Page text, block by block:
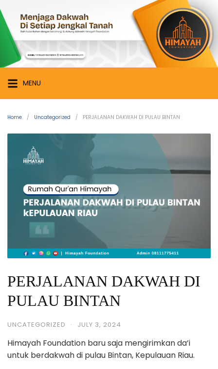
to
content
Himayah
Foundation
Menjaga
Dakwah
di
Setiap
Jengkal
MENU
Home Uncategorized PERJALANAN DAKWAH DI PULAU BINTAN
PERJALANAN DAKWAH DI
PULAU BINTAN
UNCATEGORIZED · JULY 3, 2024
Himayah Foundation baru saja mengirimkan da’i
untuk berdakwah di pulau Bintan, Kepulauan Riau.